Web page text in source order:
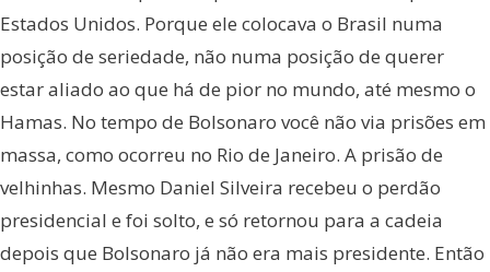
Estados Unidos. Porque ele colocava o Brasil numa
posição de seriedade, não numa posição de querer
estar aliado ao que há de pior no mundo, até mesmo o
Hamas. No tempo de Bolsonaro você não via prisões em
massa, como ocorreu no Rio de Janeiro. A prisão de
velhinhas. Mesmo Daniel Silveira recebeu o perdão
presidencial e foi solto, e só retornou para a cadeia
depois que Bolsonaro já não era mais presidente. Então